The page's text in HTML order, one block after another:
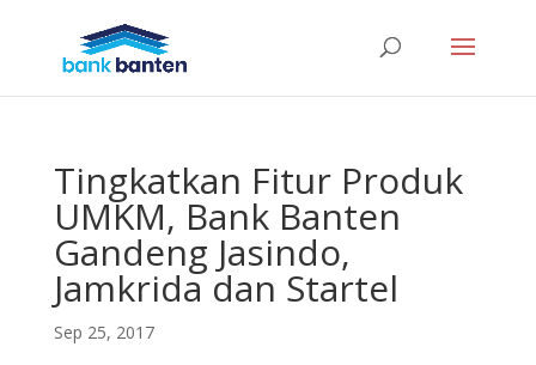
Tingkatkan Fitur Produk
UMKM, Bank Banten
Gandeng Jasindo,
Jamkrida dan Startel
Sep 25, 2017